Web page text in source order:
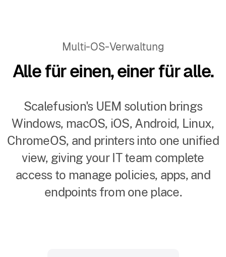
Multi-OS-Verwaltung
Alle für einen, einer für alle.
Scalefusion's UEM solution brings
Windows, macOS, iOS, Android, Linux,
ChromeOS, and printers into one unified
view, giving your IT team complete
access to manage policies, apps, and
endpoints from one place.